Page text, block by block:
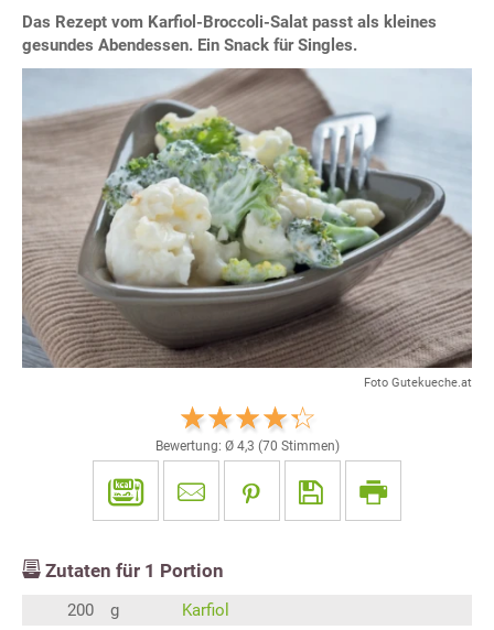
Das Rezept vom Karfiol-Broccoli-Salat passt als kleines
gesundes Abendessen. Ein Snack für Singles.
Foto Gutekueche.at
Bewertung: Ø 4,3 (70 Stimmen)
Zutaten für 1 Portion
200 g
Karfiol